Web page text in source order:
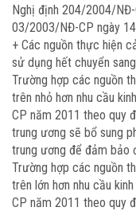
Nghị định 204/2004/
03/2003/NĐ-CP ngày
+ Các nguồn thực hiện
sử dụng hết chuyển
Trường hợp các nguồn
trên nhỏ hơn nhu cầu
CP năm 2011 theo quy
trung ương sẽ bổ sung
trung ương để đảm bảo
Trường hợp các nguồn
trên lớn hơn nhu cầu
CP năm 2011 theo quy